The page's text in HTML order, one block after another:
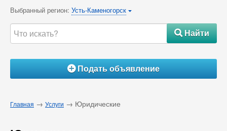
Выбранный регион: Усть-Каменогорск {
#Найти
ÁПодать объявление
Главная → Услуги → Юридические